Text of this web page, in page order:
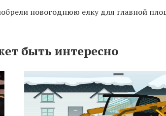
новогоднюю елку для главной
быть интересно